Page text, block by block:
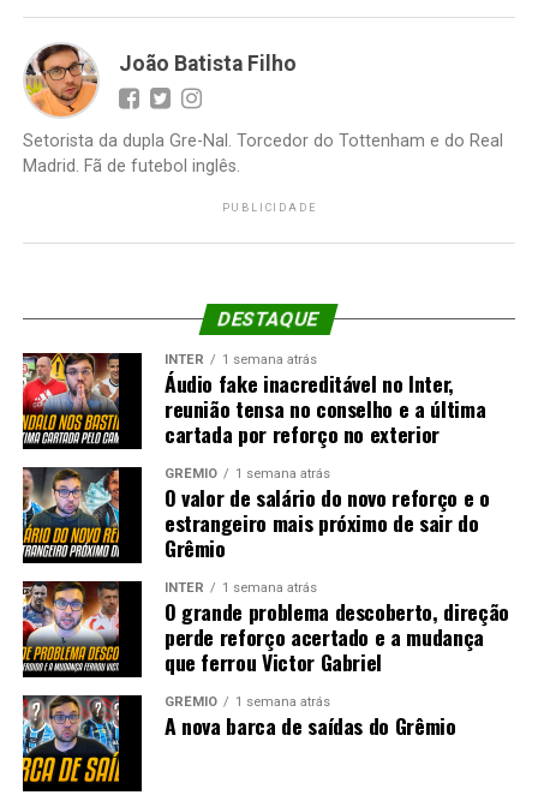
João Batista Filho
Setorista da dupla Gre-Nal. Torcedor do Tottenham e do Real
Madrid. Fã de futebol inglês.
PUBLICIDADE
DESTAQUE
INTER 1 semana atrás
Áudio fake inacreditável no Inter,
reunião tensa no conselho e a última
cartada por reforço no exterior
GRÊMIO 1 semana atrás
O valor de salário do novo reforço e o
estrangeiro mais próximo de sair do
Grêmio
INTER 1 semana atrás
O grande problema descoberto, direção
perde reforço acertado e a mudança
que ferrou Victor Gabriel
GRÊMIO 1 semana atrás
A nova barca de saídas do Grêmio